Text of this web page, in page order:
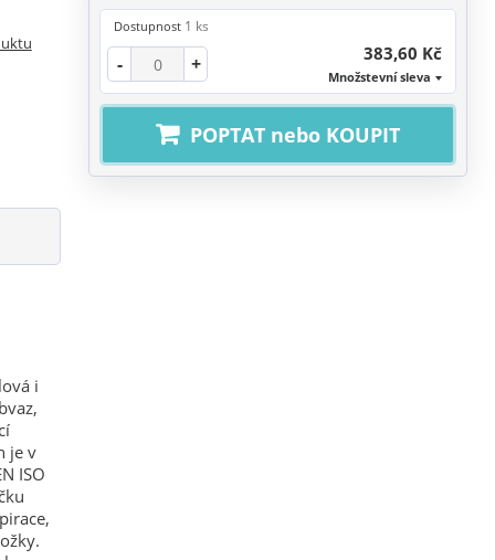
Dostupnost 1 ks
- + 383,60 Kč
Množstevní sleva
POPTAT nebo KOUPIT
i
je v
ISO